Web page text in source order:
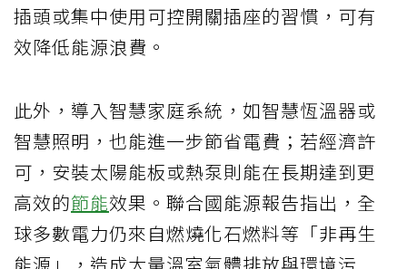
插頭或集中使用可控開關插座的習慣，可有
效降低能源浪費。
此外，導入智慧家庭系統，如智慧恆溫器或
智慧照明，也能進一步節省電費；若經濟許
可，安裝太陽能板或熱泵則能在長期達到更
高效的節能效果。聯合國能源報告指出，全
球多數電力仍來自燃燒化石燃料等「非再生